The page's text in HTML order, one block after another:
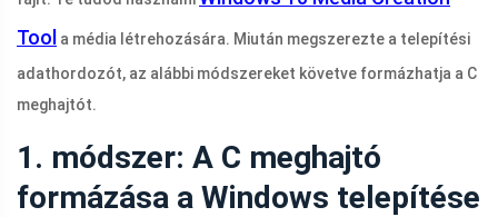
Tool a média létrehozására. Miután megszerezte a telepítési
adathordozót, az alábbi módszereket követve formázhatja a C
meghajtót.
1. módszer: A C meghajtó
formázása a Windows telepítése